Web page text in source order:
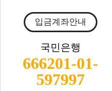
입금계좌안내
국민은행
666201-01-
597997